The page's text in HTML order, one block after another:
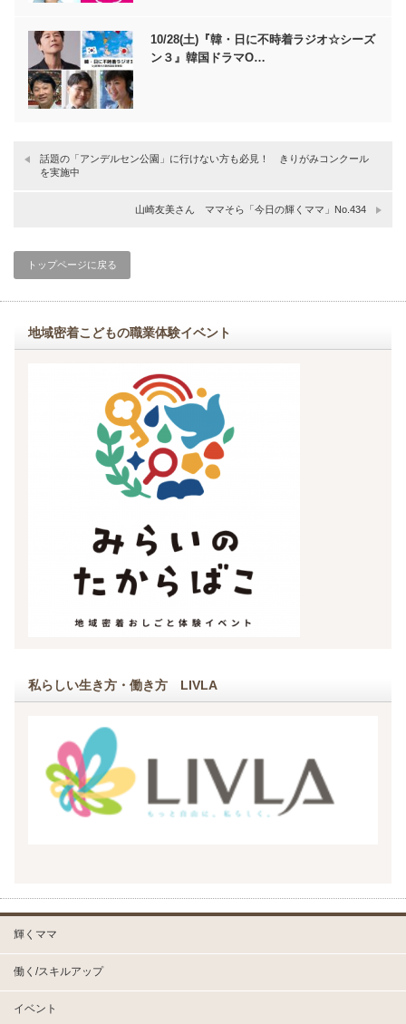
10/28(土)『韓・日に不時着ラジオ☆シーズ
ン３』韓国ドラマO…
話題の「アンデルセン公園」に行けない方も必見！ きりがみコンクール
を実施中
山崎友美さん ママそら「今日の輝くママ」No.434
トップページに戻る
地域密着こどもの職業体験イベント
私らしい生き方・働き方 LIVLA
輝くママ
働く/スキルアップ
イベント